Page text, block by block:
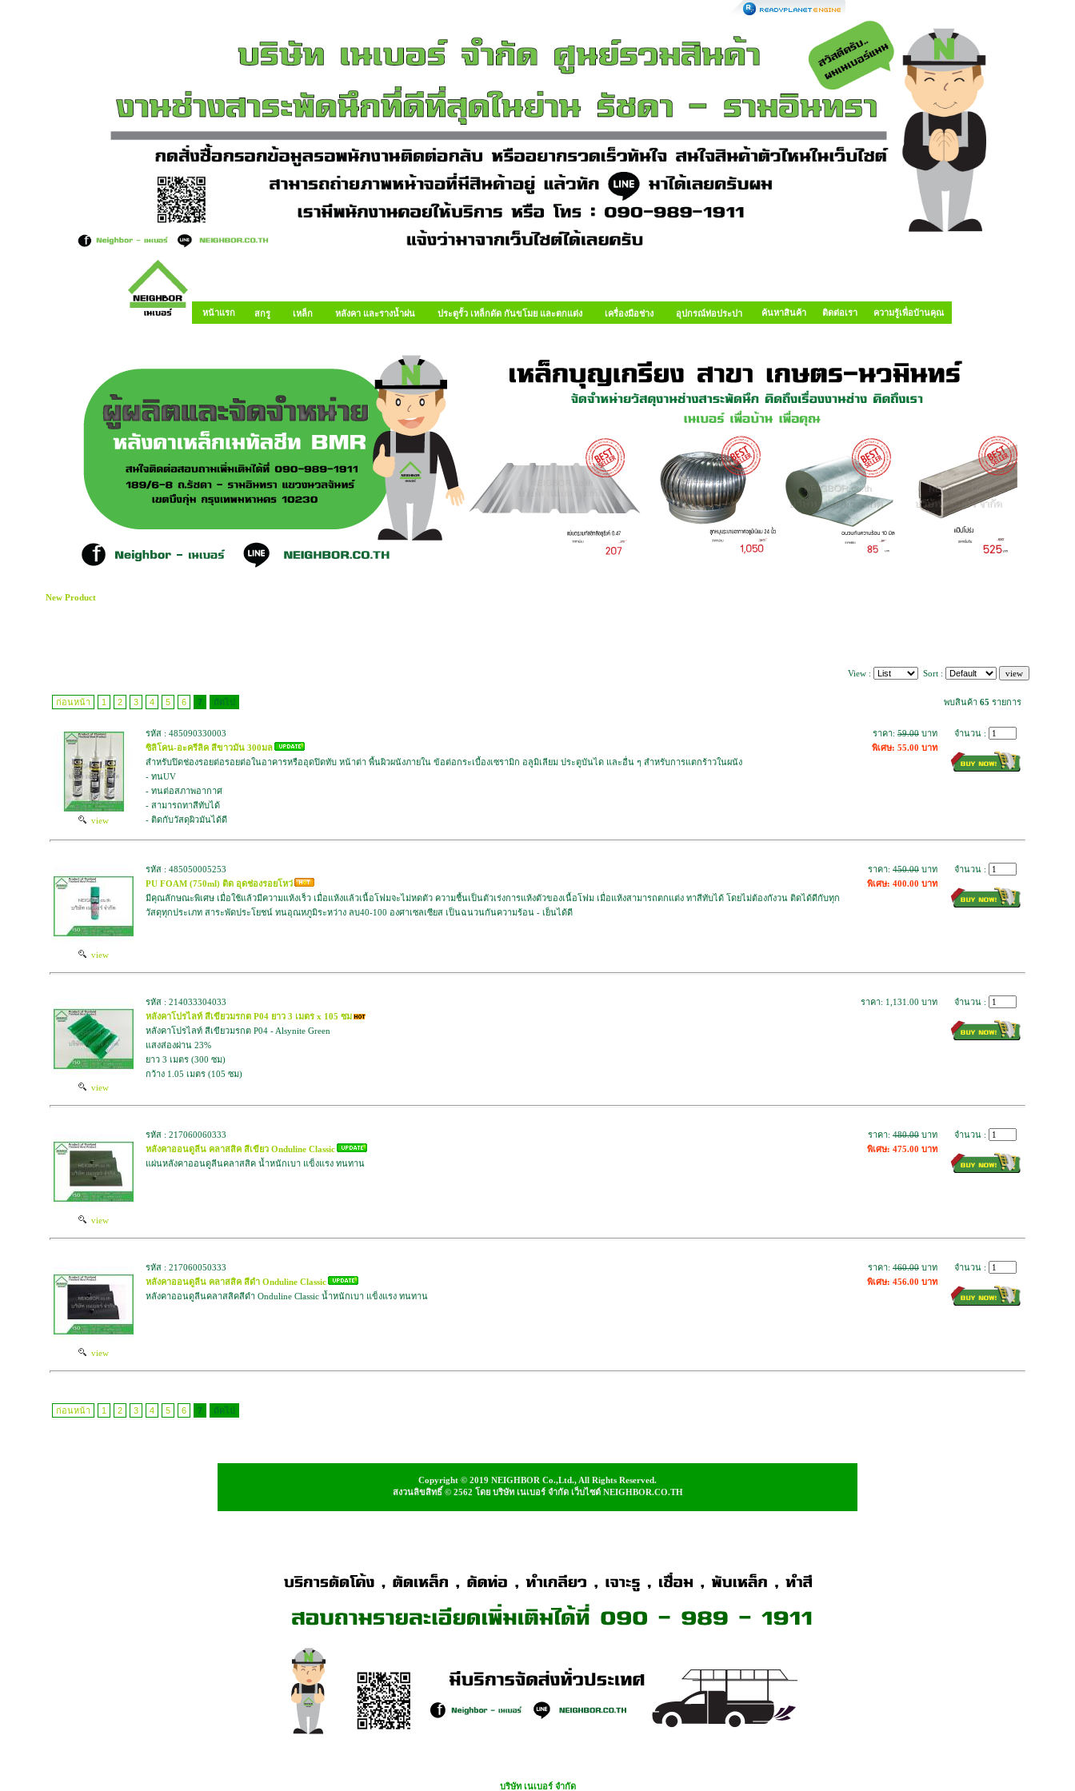
หน้าแรก สกรู เหล็ก หลังคา และรางน้ำฝน ประตูรั้ว เหล็กดัด กันขโมย และตกแต่ง เครื่องมือช่าง อุปกรณ์ท่อประปา ค้นหาสินค้า ติดต่อเรา ความรู้เพื่อบ้านคุณ
New Product
View : Sort :
ก่อนหน้า 1 2 3 4 5 6 7 ถัดไป พบสินค้า 65 รายการ
view
รหัส : 485090330003
ซิลิโคน-อะครีลิค สีขาวมัน 300มล
สำหรับปิดช่องรอยต่อรอยต่อในอาคารหรืออุดปิดทับ หน้าต่า พื้นผิวผนังภายใน ข้อต่อกระเบื้องเซรามิก อลูมิเลียม ประตูบันได และอื่น ๆ สำหรับการแตกร้าวในผนัง
- ทนUV
- ทนต่อสภาพอากาศ
- สามารถทาสีทับได้
- ติดกับวัสดุผิวมันได้ดี
ราคา: 59.00 บาท
พิเศษ: 55.00 บาท
จำนวน :
view
รหัส : 485050005253
PU FOAM (750ml) ติด อุดช่องรอยโหว่
มีคุณลักษณะพิเศษ เมื่อใช้แล้วมีความแห้งเร็ว เมื่อแห้งแล้วเนื้อโฟมจะไม่หดตัว ความชื้นเป็นตัวเร่งการแห้งตัวของเนื้อโฟม เมื่อแห้งสามารถตกแต่ง ทาสีทับได้ โดยไม่ต้องกังวน ติดได้ดีกับทุก
วัสดุทุกประเภท สาระพัดประโยชน์ ทนอุณหภูมิระหว่าง ลบ40-100 องศาเซลเซียส เป็นฉนวนกันความร้อน - เย็นได้ดี
ราคา: 450.00 บาท
พิเศษ: 400.00 บาท
จำนวน :
view
รหัส : 214033304033
หลังคาโปรไลท์ สีเขียวมรกต P04 ยาว 3 เมตร x 105 ซม
หลังคาโปรไลท์ สีเขียวมรกต P04 - Alsynite Green
แสงส่องผ่าน 23%
ยาว 3 เมตร (300 ซม)
กว้าง 1.05 เมตร (105 ซม)
ราคา: 1,131.00 บาท จำนวน :
view
รหัส : 217060060333
หลังคาออนดูลีน คลาสสิค สีเขียว Onduline Classic
แผ่นหลังคาออนดูลีนคลาสสิค น้ำหนักเบา แข็งแรง ทนทาน
ราคา: 480.00 บาท
พิเศษ: 475.00 บาท
จำนวน :
view
รหัส : 217060050333
หลังคาออนดูลีน คลาสสิค สีดำ Onduline Classic
หลังคาออนดูลีนคลาสสิคสีดำ Onduline Classic น้ำหนักเบา แข็งแรง ทนทาน
ราคา: 460.00 บาท
พิเศษ: 456.00 บาท
จำนวน :
ก่อนหน้า 1 2 3 4 5 6 7 ถัดไป
Copyright © 2019 NEIGHBOR Co.,Ltd., All Rights Reserved.
สงวนลิขสิทธิ์ © 2562 โดย บริษัท เนเบอร์ จำกัด เว็บไซต์ NEIGHBOR.CO.TH
บริษัท เนเบอร์ จำกัด